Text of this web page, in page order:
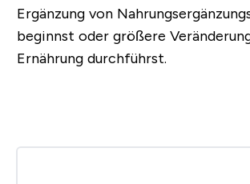
Ergänzung von
beginnst oder größere
Ernährung durchführst.